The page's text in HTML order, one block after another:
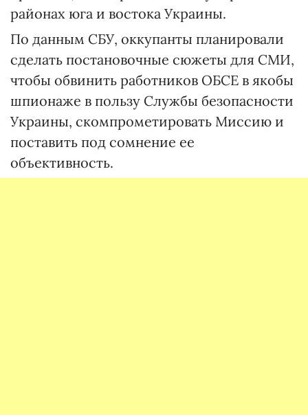
районах юга и востока Украины.
По данным СБУ, оккупанты планировали
сделать постановочные сюжеты для СМИ,
чтобы обвинить работников ОБСЕ в якобы
шпионаже в пользу Службы безопасности
Украины, скомпрометировать Миссию и
поставить под сомнение ее
объективность.